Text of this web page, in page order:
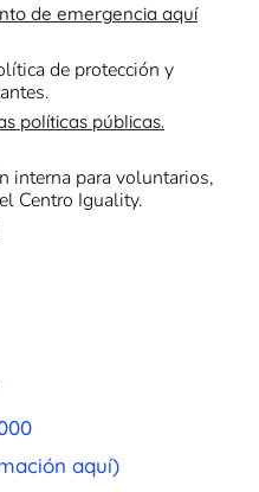
de emergencia aquí
de protección y
políticas públicas.
interna para voluntarios,
Centro Iguality.
aquí)